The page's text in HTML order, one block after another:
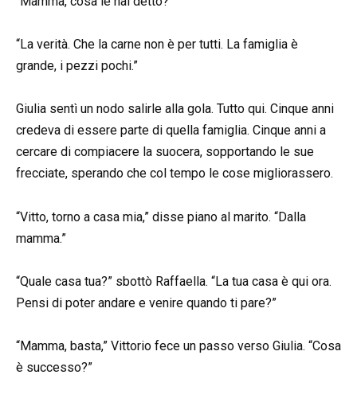
“La verità. Che la carne non è per tutti. La famiglia è
grande, i pezzi pochi.”
Giulia sentì un nodo salirle alla gola. Tutto qui. Cinque anni
credeva di essere parte di quella famiglia. Cinque anni a
cercare di compiacere la suocera, sopportando le sue
frecciate, sperando che col tempo le cose migliorassero.
“Vitto, torno a casa mia,” disse piano al marito. “Dalla
mamma.”
“Quale casa tua?” sbottò Raffaella. “La tua casa è qui ora.
Pensi di poter andare e venire quando ti pare?”
“Mamma, basta,” Vittorio fece un passo verso Giulia. “Cosa
è successo?”